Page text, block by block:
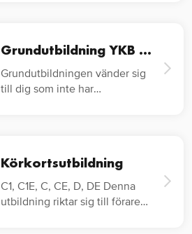
Grundutbildning YKB Lastbil
Grundutbildningen vänder sig
till dig som inte har
Körkortsutbildning
C1, C1E, C, CE, D, DE Denna
utbildning riktar sig till förare